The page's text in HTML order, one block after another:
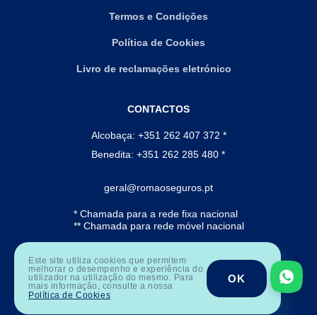
Termos e Condições
Política de Cookies
Livro de reclamações eletrónico
CONTACTOS
Alcobaça: +351 262 407 372 *
Benedita: +351 262 285 480 *
geral@romaoseguros.pt
* Chamada para a rede fixa nacional
** Chamada para rede móvel nacional
Este site utiliza cookies que permitem
melhorar o desempenho e experiência do
utilizador na utilização do mesmo. Para
mais informação, consulte a nossa
Política de Cookies
OK